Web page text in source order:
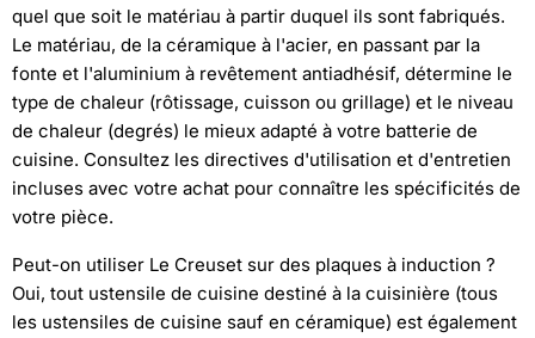
quel que soit le matériau à partir duquel ils sont fabriqués.
Le matériau, de la céramique à l'acier, en passant par la
fonte et l'aluminium à revêtement antiadhésif, détermine le
type de chaleur (rôtissage, cuisson ou grillage) et le niveau
de chaleur (degrés) le mieux adapté à votre batterie de
cuisine. Consultez les directives d'utilisation et d'entretien
incluses avec votre achat pour connaître les spécificités de
votre pièce.
Peut-on utiliser Le Creuset sur des plaques à induction ?
Oui, tout ustensile de cuisine destiné à la cuisinière (tous
les ustensiles de cuisine sauf en céramique) est également